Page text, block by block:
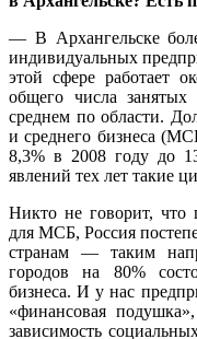
— В Архангельске
индивидуальных
этой сфере работает
общего числа
среднем по области.
и среднего бизнеса
8,3% в 2008 году до
явлений тех лет такие
Никто не говорит, что
для МСБ, Россия
странам — таким
городов на 80%
бизнеса. И у нас
«финансовая
зависимость